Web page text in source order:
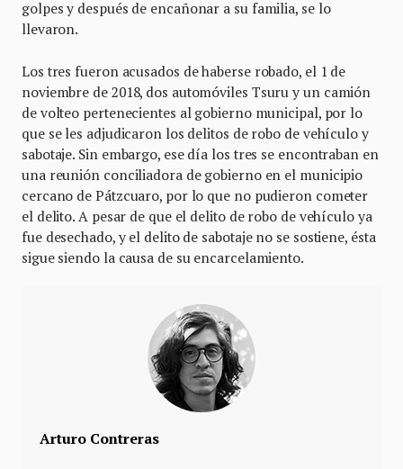
golpes y después de encañonar a su familia, se lo
llevaron.
Los tres fueron acusados de haberse robado, el 1 de
noviembre de 2018, dos automóviles Tsuru y un camión
de volteo pertenecientes al gobierno municipal, por lo
que se les adjudicaron los delitos de robo de vehículo y
sabotaje. Sin embargo, ese día los tres se encontraban en
una reunión conciliadora de gobierno en el municipio
cercano de Pátzcuaro, por lo que no pudieron cometer
el delito. A pesar de que el delito de robo de vehículo ya
fue desechado, y el delito de sabotaje no se sostiene, ésta
sigue siendo la causa de su encarcelamiento.
Arturo Contreras